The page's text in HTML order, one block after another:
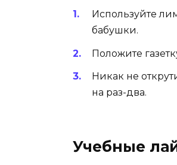
Используйте
бабушки.
Положите
Никак не
на раз-два.
Учебные